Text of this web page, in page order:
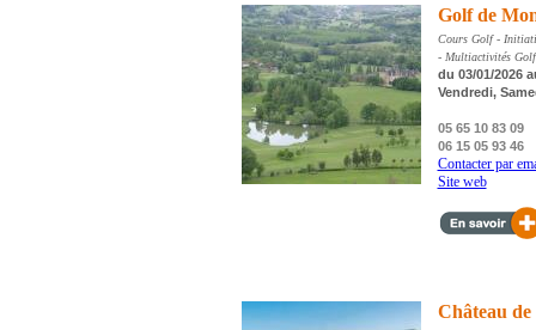
Golf de
Cours Golf -
- Multiactivités Golf
du 03/01/2026
Vendredi,
05 65 10 83 09
06 15 05 93 46
Contacter par
Site web
Château